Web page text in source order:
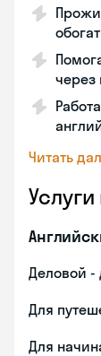
через
Читать
Деловой -
Для
Для